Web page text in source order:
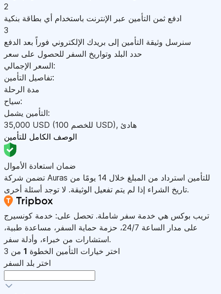
2
ادفع ثمن التأمين عبر الإنترنت باستخدام أي بطاقة بنكية
3
سنرسل وثيقة التأمين إلى بريدك الإلكتروني فوراً بعد الدفع
حدد البلد وتواريخ السفر للحصول على سعر
السعر الإجمالي:
تفاصيل التأمين:
مدة الرحلة
سياح:
التأمين يشمل:
35,000 USD USD), هادئ
الوصف الكامل للتأمين
ضمان استعادة الأموال
تضمن شركة Auras للتأمين استرداد من المبلغ خلال 14 يومًا من
تاريخ الشراء إذا لم يتم تفعيل الوثيقة. لا توجد أسئلة أخرى.
تريب بوكس هي خدمة سفر شاملة. تحصل على: خدمة كونسيرج
على مدار الساعة 24/7، حزمة حماية السفر، مساعدة طبية،
استشارات من خبراء، وأدلة سفر.
اختر خيارات التأمين الخطوة 1 من 3
اختر بلد السفر